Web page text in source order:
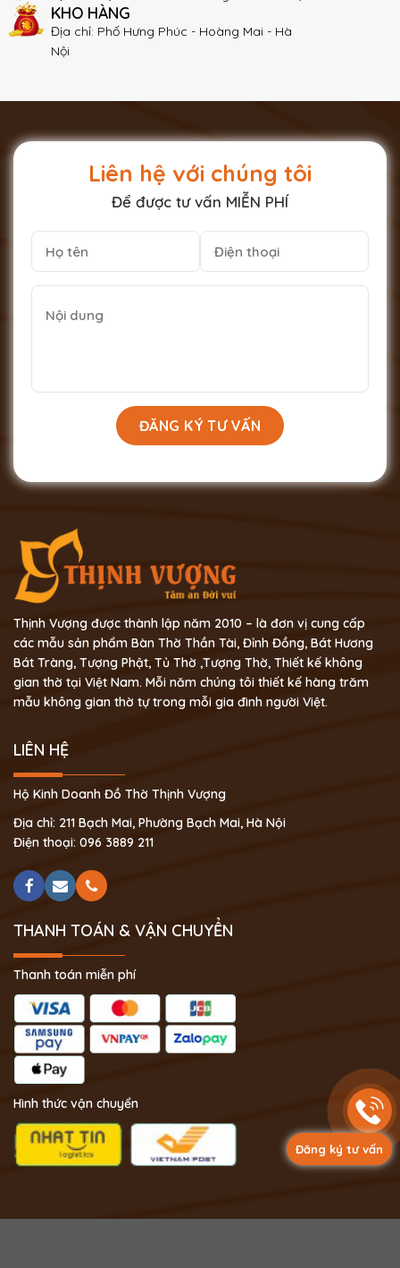
Đăng ký tư vấn
KHO HÀNG
Địa chỉ: Phố Hưng Phúc - Hoàng Mai - Hà
Nội
Liên hệ với chúng tôi
Để được tư vấn MIỄN PHÍ
Thịnh Vượng được thành lập năm 2010 – là đơn vị cung cấp
các mẫu sản phẩm Bàn Thờ Thần Tài, Đỉnh Đồng, Bát Hương
Bát Tràng, Tượng Phật, Tủ Thờ ,Tượng Thờ, Thiết kế không
gian thờ tại Việt Nam. Mỗi năm chúng tôi thiết kế hàng trăm
mẫu không gian thờ tự trong mỗi gia đình người Việt.
LIÊN HỆ
Hộ Kinh Doanh Đồ Thờ Thịnh Vượng
Địa chỉ: 211 Bạch Mai, Phường Bạch Mai, Hà Nội
Điện thoại: 096 3889 211
THANH TOÁN & VẬN CHUYỂN
Thanh toán miễn phí
Hình thức vận chuyển